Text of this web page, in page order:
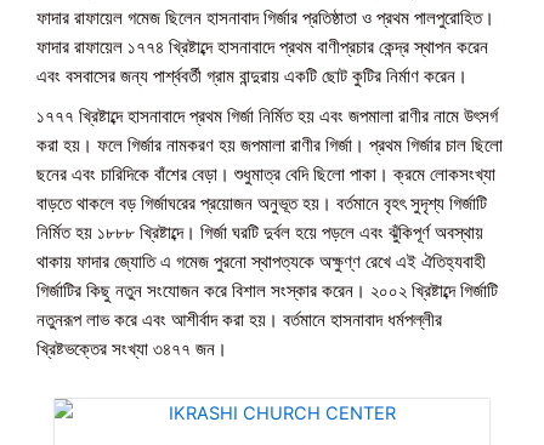
ফাদার রাফায়েল গমেজ ছিলেন হাসনাবাদ গির্জার প্রতিষ্ঠাতা ও প্রথম পালপুরোহিত।
ফাদার রাফায়েল ১৭৭৪ খ্রিষ্টাব্দে হাসনাবাদে প্রথম বাণীপ্রচার কেন্দ্র স্থাপন করেন
এবং বসবাসের জন্য পার্শ্ববর্তী গ্রাম বান্দুরায় একটি ছোট কুটির নির্মাণ করেন।
১৭৭৭ খ্রিষ্টাব্দে হাসনাবাদে প্রথম গির্জা নির্মিত হয় এবং জপমালা রাণীর নামে উৎসর্গ
করা হয়। ফলে গির্জার নামকরণ হয় জপমালা রাণীর গির্জা। প্রথম গির্জার চাল ছিলো
ছনের এবং চারিদিকে বাঁশের বেড়া। শুধুমাত্র বেদি ছিলো পাকা। ক্রমে লোকসংখ্যা
বাড়তে থাকলে বড় গির্জাঘরের প্রয়োজন অনুভূত হয়। বর্তমানে বৃহৎ সুদৃশ্য গির্জাটি
নির্মিত হয় ১৮৮৮ খ্রিষ্টাব্দে। গির্জা ঘরটি দুর্বল হয়ে পড়লে এবং ঝুঁকিপূর্ণ অবস্থায়
থাকায় ফাদার জ্যোতি এ গমেজ পুরনো স্থাপত্যকে অক্ষুণ্ণ রেখে এই ঐতিহ্যবাহী
গির্জাটির কিছু নতুন সংযোজন করে বিশাল সংস্কার করেন। ২০০২ খ্রিষ্টাব্দে গির্জাটি
নতুনরূপ লাভ করে এবং আশীর্বাদ করা হয়। বর্তমানে হাসনাবাদ ধর্মপল্লীর
খ্রিষ্টভক্তের সংখ্যা ৩৪৭৭ জন।